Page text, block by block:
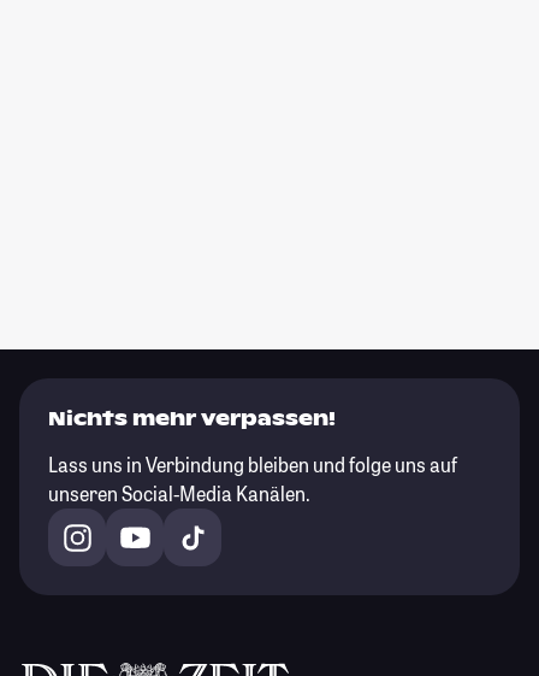
Nichts mehr verpassen!
Lass uns in Verbindung bleiben und folge uns auf
unseren Social-Media Kanälen.